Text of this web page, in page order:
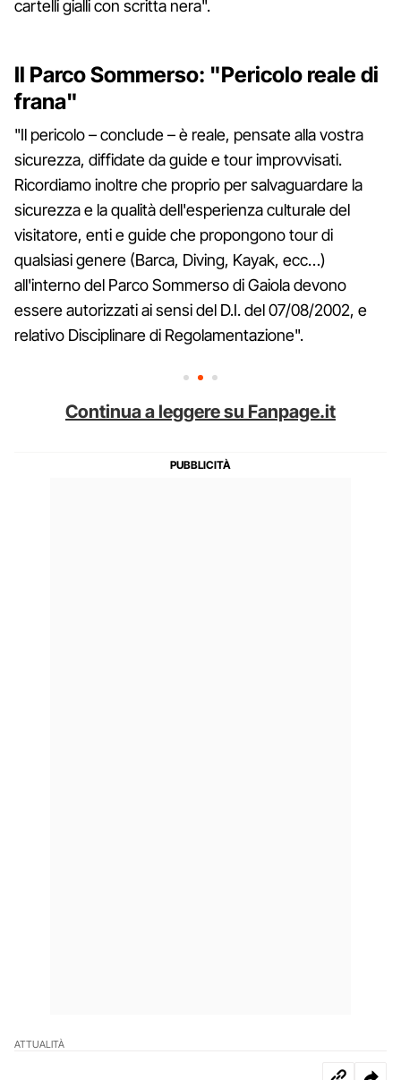
cartelli gialli con scritta nera".
Il Parco Sommerso: "Pericolo reale di
frana"
"Il pericolo – conclude – è reale, pensate alla vostra
sicurezza, diffidate da guide e tour improvvisati.
Ricordiamo inoltre che proprio per salvaguardare la
sicurezza e la qualità dell'esperienza culturale del
visitatore, enti e guide che propongono tour di
qualsiasi genere (Barca, Diving, Kayak, ecc…)
all'interno del Parco Sommerso di Gaiola devono
essere autorizzati ai sensi del D.I. del 07/08/2002, e
relativo Disciplinare di Regolamentazione".
Continua a leggere su Fanpage.it
ATTUALITÀ